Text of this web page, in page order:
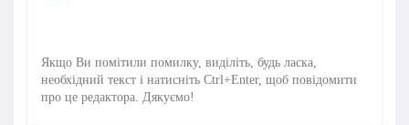
Якщо Ви помітили помилку, виділіть, будь ласка,
необхідний текст і натисніть Ctrl+Enter, щоб повідомити
про це редактора. Дякуємо!